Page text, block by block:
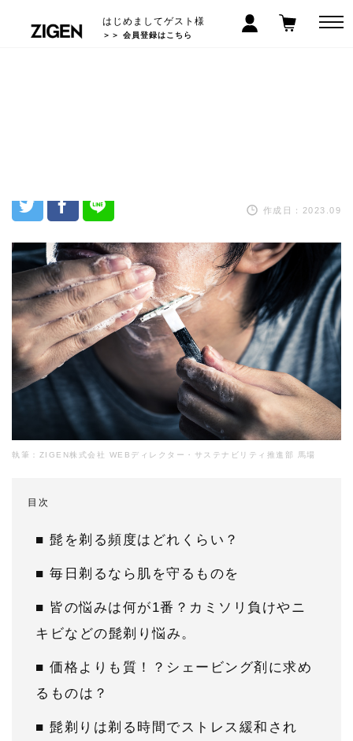
はじめましてゲスト様
＞＞ 会員登録はこちら
作成日：2023.09
執筆：ZIGEN株式会社 WEBディレクター・サステナビリティ推進部 馬場
目次
■ 髭を剃る頻度はどれくらい？
■ 毎日剃るなら肌を守るものを
■ 皆の悩みは何が1番？カミソリ負けやニ
キビなどの髭剃り悩み。
■ 価格よりも質！？シェービング剤に求め
るものは？
■ 髭剃りは剃る時間でストレス緩和され